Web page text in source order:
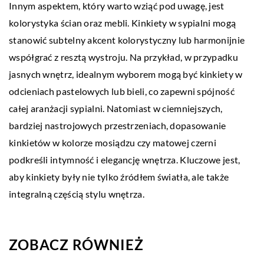
Innym aspektem, który warto wziąć pod uwagę, jest
kolorystyka ścian oraz mebli. Kinkiety w sypialni mogą
stanowić subtelny akcent kolorystyczny lub harmonijnie
współgrać z resztą wystroju. Na przykład, w przypadku
jasnych wnętrz, idealnym wyborem mogą być kinkiety w
odcieniach pastelowych lub bieli, co zapewni spójność
całej aranżacji sypialni. Natomiast w ciemniejszych,
bardziej nastrojowych przestrzeniach, dopasowanie
kinkietów w kolorze mosiądzu czy matowej czerni
podkreśli intymność i elegancję wnętrza. Kluczowe jest,
aby kinkiety były nie tylko źródłem światła, ale także
integralną częścią stylu wnętrza.
ZOBACZ RÓWNIEŻ